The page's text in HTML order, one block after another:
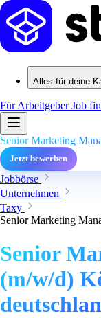
Alles für deine
Für ArbeitgeberJob
Senior Marketing
Jetzt bewerben
Jobbörse
Unternehmen
Taxy
Senior Marketing
Senior
(m/w/d)